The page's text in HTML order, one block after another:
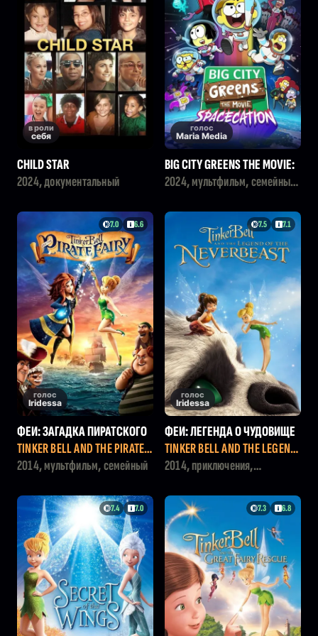
в роли
себя
CHILD STAR
2024, документальный
голос
Maria Media
BIG CITY GREENS THE MOVIE:
SPACECATION
2024, мультфильм, семейный,
фильм, фантастика,
приключения
7.0 6.6
голос
Iridessa
ФЕИ: ЗАГАДКА ПИРАТСКОГО
ОСТРОВА
TINKER BELL AND THE PIRATE F
AIRY
2014, мультфильм, семейный
7.5 7.1
голос
Iridessa
ФЕИ: ЛЕГЕНДА О ЧУДОВИЩЕ
TINKER BELL AND THE LEGEND
OF THE NEVERBEAST
2014, приключения,
7.4 7.0 7.3 6.8